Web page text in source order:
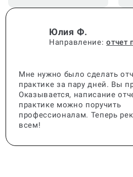
Юлия Ф.
Направление:отчет
Мне нужно было сделать
практике за пару дней. Вы
Оказывается, написание
практике можно поручить
профессионалам. Теперь
всем!